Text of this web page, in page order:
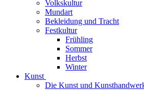
Volkskultur
Mundart
Bekleidung und Tracht
Festkultur
Frühling
Sommer
Herbst
Winter
Kunst
Die Kunst und